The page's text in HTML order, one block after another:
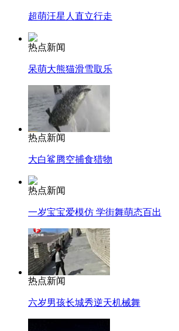
超萌汪星人直立行走
热点新闻
呆萌大熊猫滑雪取乐
热点新闻
大白鲨腾空捕食猎物
热点新闻
一岁宝宝爱模仿 学街舞萌态百出
热点新闻
六岁男孩长城秀逆天机械舞